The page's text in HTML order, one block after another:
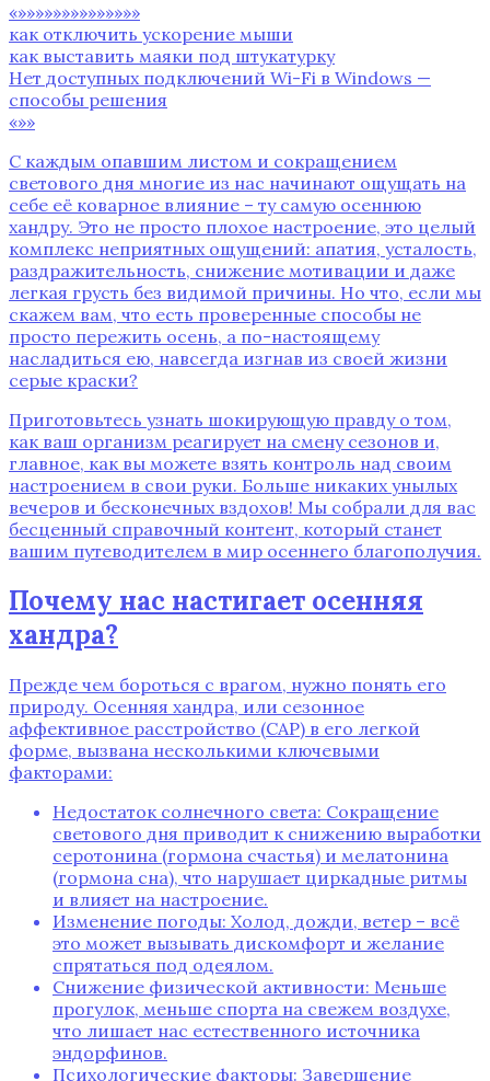
«»»»»»»»»»»»»»»
как отключить ускорение мыши
как выставить маяки под штукатурку
Нет доступных подключений Wi-Fi в Windows —
способы решения
«»»
С каждым опавшим листом и сокращением
светового дня многие из нас начинают ощущать на
себе её коварное влияние – ту самую осеннюю
хандру. Это не просто плохое настроение, это целый
комплекс неприятных ощущений: апатия, усталость,
раздражительность, снижение мотивации и даже
легкая грусть без видимой причины. Но что, если мы
скажем вам, что есть проверенные способы не
просто пережить осень, а по-настоящему
насладиться ею, навсегда изгнав из своей жизни
серые краски?
Приготовьтесь узнать шокирующую правду о том,
как ваш организм реагирует на смену сезонов и,
главное, как вы можете взять контроль над своим
настроением в свои руки. Больше никаких унылых
вечеров и бесконечных вздохов! Мы собрали для вас
бесценный справочный контент, который станет
вашим путеводителем в мир осеннего благополучия.
Почему нас настигает осенняя
хандра?
Прежде чем бороться с врагом, нужно понять его
природу. Осенняя хандра, или сезонное
аффективное расстройство (САР) в его легкой
форме, вызвана несколькими ключевыми
факторами:
Недостаток солнечного света: Сокращение
светового дня приводит к снижению выработки
серотонина (гормона счастья) и мелатонина
(гормона сна), что нарушает циркадные ритмы
и влияет на настроение.
Изменение погоды: Холод, дожди, ветер – всё
это может вызывать дискомфорт и желание
спрятаться под одеялом.
Снижение физической активности: Меньше
прогулок, меньше спорта на свежем воздухе,
что лишает нас естественного источника
эндорфинов.
Психологические факторы: Завершение